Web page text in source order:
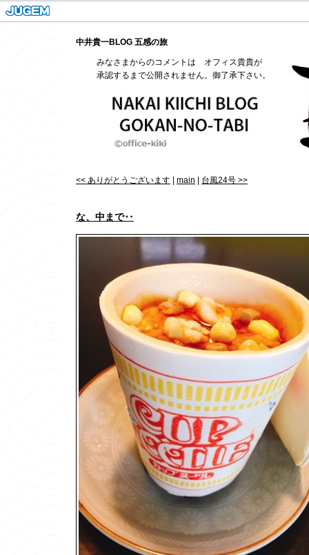
中井貴一BLOG 五感の旅
みなさまからのコメントは オフィス貴貴が
承認するまで公開されません。御了承下さい。
<< ありがとうございます main 台風24号 >>
な、中まで‥